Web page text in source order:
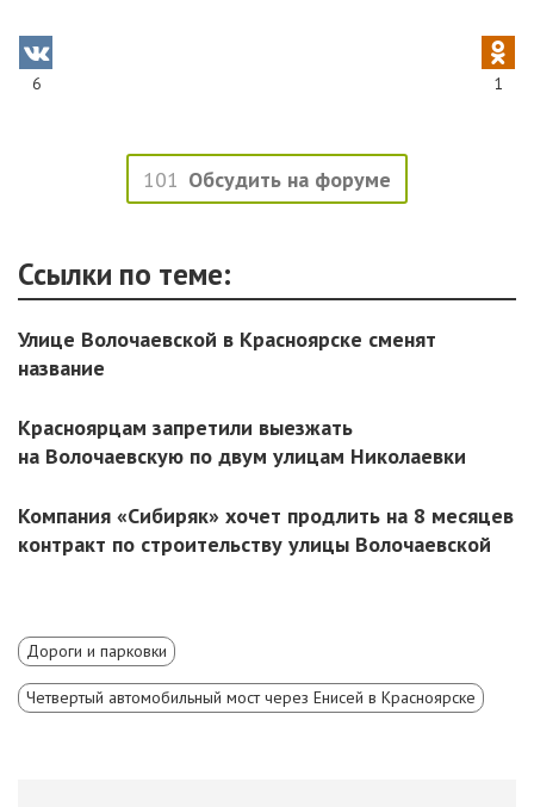
6 1
101 Обсудить на форуме
Ссылки по теме:
Улице Волочаевской в Красноярске сменят
название
Красноярцам запретили выезжать
на Волочаевскую по двум улицам Николаевки
Компания «Сибиряк» хочет продлить на 8 месяцев
контракт по строительству улицы Волочаевской
Дороги и парковки
Четвертый автомобильный мост через Енисей в Красноярске